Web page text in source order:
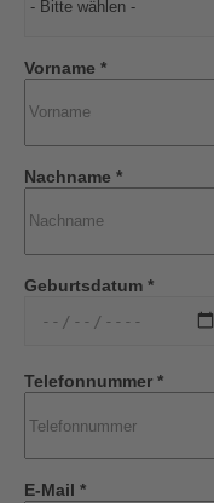
Vorname *
Nachname *
Geburtsdatum *
Telefonnummer *
E-Mail *